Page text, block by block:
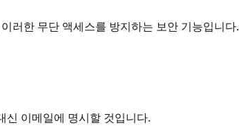
러한 무단 액세스를 방지하는 보안 기능입니다.
이메일에 명시할 것입니다.